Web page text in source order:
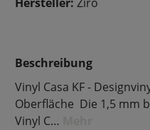
Hersteller: Ziro
Beschreibung
Vinyl Casa KF -
Oberfläche Die 1,5 mm
Vinyl C…